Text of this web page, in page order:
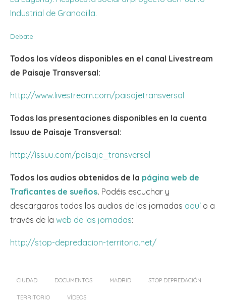
Industrial de Granadilla.
Debate
Todos los vídeos disponibles en el canal Livestream
de Paisaje Transversal:
http://www.livestream.com/paisajetransversal
Todas las presentaciones disponibles en la cuenta
Issuu de Paisaje Transversal:
http://issuu.com/paisaje_transversal
Todos los audios obtenidos de la página web de
Traficantes de sueños. Podéis escuchar y
descargaros todos los audios de las jornadas aquí o a
través de la web de las jornadas:
http://stop-depredacion-territorio.net/
CIUDAD DOCUMENTOS MADRID STOP DEPREDACIÓN
TERRITORIO VÍDEOS